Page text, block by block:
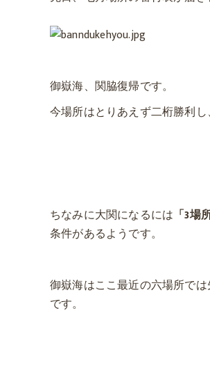
御嶽海、関脇復帰です。
今場所はとりあえず二桁勝利し
ちなみに大関になるには 「3
条件があるようです。
御嶽海はここ最近の六場所で
です。